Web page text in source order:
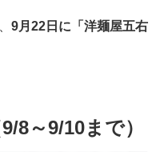
9月22日に「洋麺屋五右
8～9/10まで）